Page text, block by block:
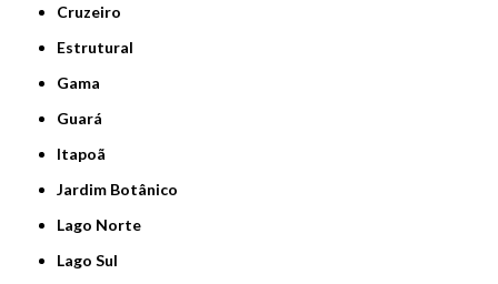
Cruzeiro
Estrutural
Gama
Guará
Itapoã
Jardim Botânico
Lago Norte
Lago Sul